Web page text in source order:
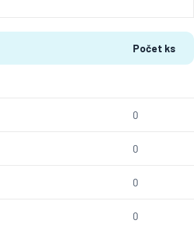
Počet ks
0
0
0
0